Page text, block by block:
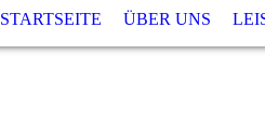
STARTSEITE ÜBER UNS